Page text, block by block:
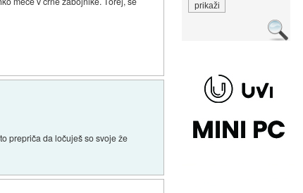
prepriča da ločuješ so svoje že